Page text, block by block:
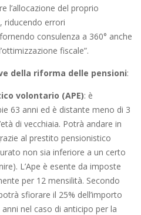
l’allocazione del proprio
riducendo errori
consulenza a 360° anche
fiscale”.
della riforma delle pensioni:
volontario (APE): è
63 anni ed è distante meno di 3
di vecchiaia. Potrà andare in
al prestito pensionistico
non sia inferiore a un certo
L’Ape è esente da imposte
per 12 mensilità. Secondo
sfiorare il 25% dell’importo
nel caso di anticipo per la